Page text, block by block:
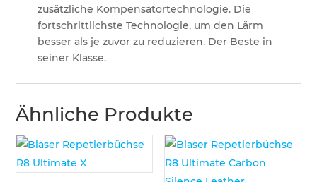
zusätzliche Kompensatortechnologie. Die
fortschrittlichste Technologie, um den Lärm
besser als je zuvor zu reduzieren. Der Beste in
seiner Klasse.
Ähnliche Produkte